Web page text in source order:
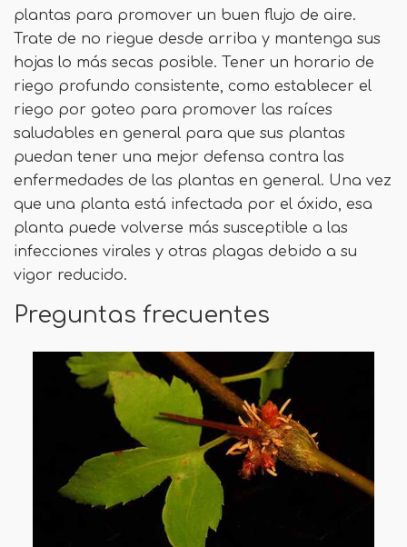
plantas para promover un buen flujo de aire.
Trate de no riegue desde arriba y mantenga sus
hojas lo más secas posible. Tener un horario de
riego profundo consistente, como establecer el
riego por goteo para promover las raíces
saludables en general para que sus plantas
puedan tener una mejor defensa contra las
enfermedades de las plantas en general. Una vez
que una planta está infectada por el óxido, esa
planta puede volverse más susceptible a las
infecciones virales y otras plagas debido a su
vigor reducido.
Preguntas frecuentes